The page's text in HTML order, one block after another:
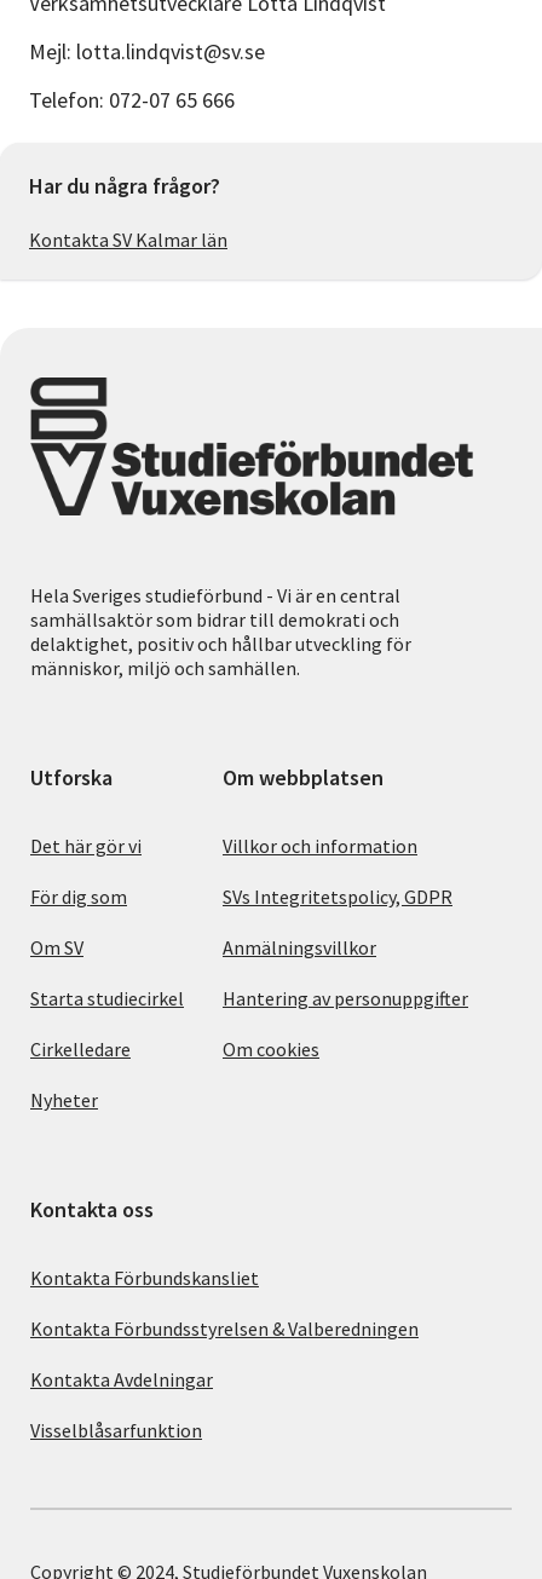
Mejl: lotta.lindqvist@sv.se
Telefon: 072-07 65 666
Har du några frågor?
Kontakta SV Kalmar län
Hela Sveriges studieförbund - Vi är en central
samhällsaktör som bidrar till demokrati och
delaktighet, positiv och hållbar utveckling för
människor, miljö och samhällen.
Utforska
Det här gör vi
För dig som
Om SV
Starta studiecirkel
Cirkelledare
Nyheter
Om webbplatsen
Villkor och information
SVs Integritetspolicy, GDPR
Anmälningsvillkor
Hantering av personuppgifter
Om cookies
Kontakta oss
Kontakta Förbundskansliet
Kontakta Förbundsstyrelsen & Valberedningen
Kontakta Avdelningar
Visselblåsarfunktion
Copyright © 2024, Studieförbundet Vuxenskolan